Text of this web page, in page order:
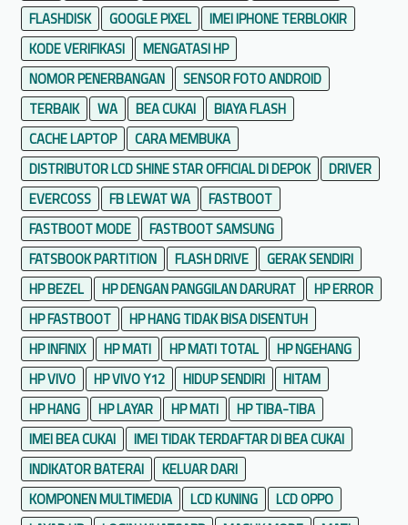
FLASHDISK
GOOGLE PIXEL
IMEI IPHONE TERBLOKIR
KODE VERIFIKASI
MENGATASI HP
NOMOR PENERBANGAN
SENSOR FOTO ANDROID
TERBAIK
WA BEA CUKAI
BIAYA FLASH
CACHE LAPTOP
CARA MEMBUKA
DISTRIBUTOR LCD SHINE STAR OFFICIAL DI DEPOK
DRIVER
EVERCOSS
FB LEWAT WA
FASTBOOT
FASTBOOT MODE
FASTBOOT SAMSUNG
FATSBOOK PARTITION
FLASH DRIVE
GERAK SENDIRI
HP BEZEL
HP DENGAN PANGGILAN DARURAT
HP ERROR
HP FASTBOOT
HP HANG TIDAK BISA DISENTUH
HP INFINIX
HP MATI HP MATI TOTAL
HP NGEHANG
HP VIVO
HP VIVO Y12 HIDUP SENDIRI
HITAM
HP HANG
HP LAYAR HP MATI
HP TIBA-TIBA
IMEI BEA CUKAI
IMEI TIDAK TERDAFTAR DI BEA CUKAI
INDIKATOR BATERAI
KELUAR DARI
KOMPONEN MULTIMEDIA
LCD KUNING
LCD OPPO